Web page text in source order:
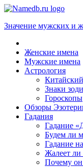
Значение мужских и
Женские имена
Мужские имена
Астрология
Знаки
Гороскопы
Обзоры
Гадания
Гадание
Будем ли
Гадание
Жалеет ли
Почему